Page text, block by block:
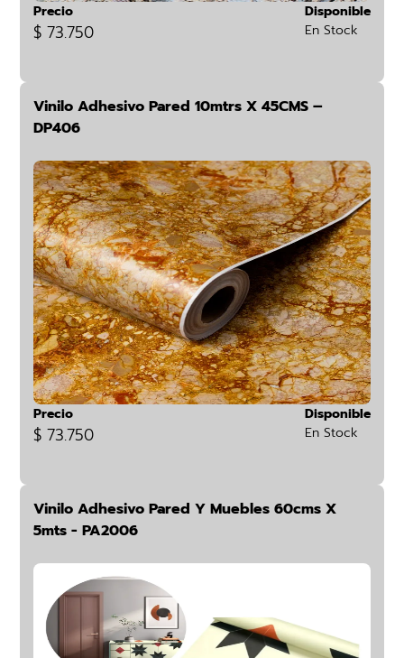
Precio
$ 73.750
Disponible
En Stock
Vinilo Adhesivo Pared 10mtrs X 45CMS –
DP406
Precio
$ 73.750
Disponible
En Stock
Vinilo Adhesivo Pared Y Muebles 60cms X
5mts - PA2006